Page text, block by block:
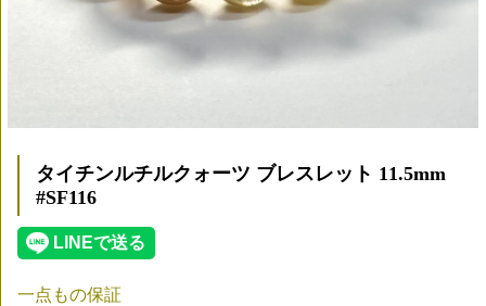
タイチンルチルクォーツ ブレスレット 11.5mm
#SF116
一点もの保証